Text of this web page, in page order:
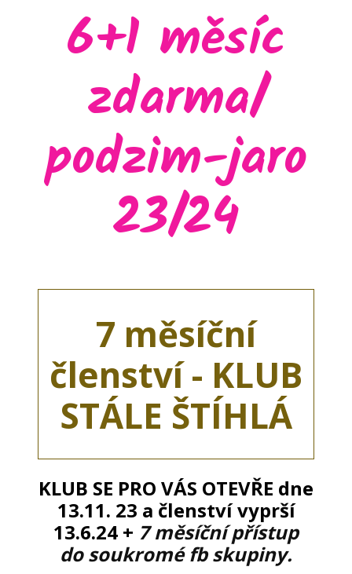
6+1 měsíc
zdarma/
podzim-jaro
23/24
7 měsíční
členství - KLUB
STÁLE ŠTÍHLÁ
KLUB SE PRO VÁS OTEVŘE dne
13.11. 23 a členství vyprší
13.6.24 + 7 měsíční přístup
do soukromé fb skupiny.